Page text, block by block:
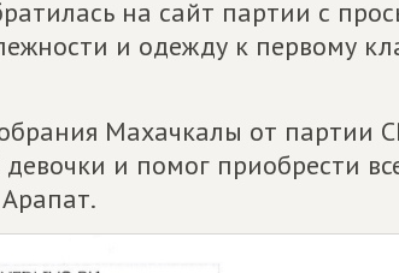
на сайт партии с
и одежду к первому
Махачкалы от партии
и помог приобрести